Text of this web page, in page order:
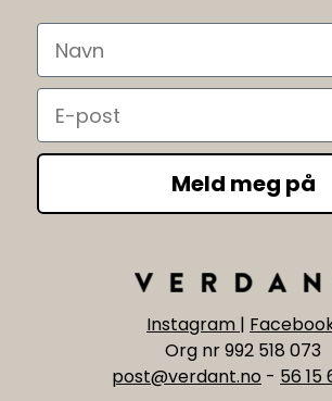
Navn
Email
Meld meg på
Instagram |
Org nr 992 518 073
post@verdant.no - 56 15